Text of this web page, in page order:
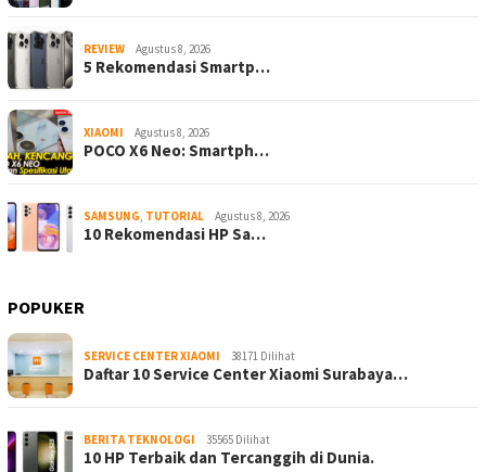
REVIEW Agustus 8, 2026
5 Rekomendasi Smartp…
XIAOMI Agustus 8, 2026
POCO X6 Neo: Smartph…
SAMSUNG, TUTORIAL Agustus 8, 2026
10 Rekomendasi HP Sa…
POPUKER
SERVICE CENTER XIAOMI 38171 Dilihat
Daftar 10 Service Center Xiaomi Surabaya…
BERITA TEKNOLOGI 35565 Dilihat
10 HP Terbaik dan Tercanggih di Dunia.